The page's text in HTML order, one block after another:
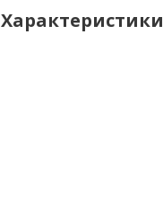
Характеристики